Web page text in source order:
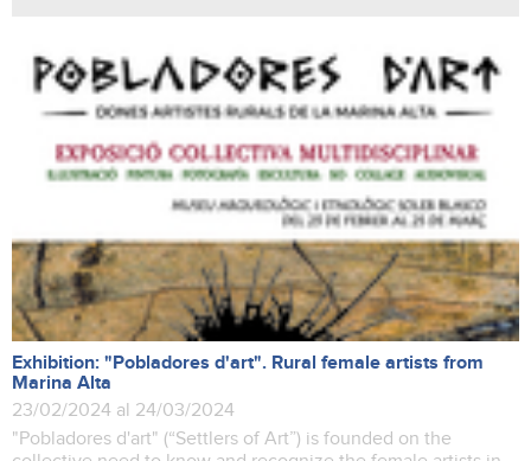
Exhibition: "Pobladores d'art". Rural female artists from
Marina Alta
23/02/2024 al 24/03/2024
"Pobladores d'art" (“Settlers of Art”) is founded on the